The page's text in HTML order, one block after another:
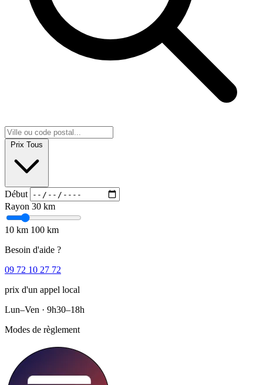
Prix Tous
Début
Rayon 30 km
10 km 100 km
Besoin d'aide ?
09 72 10 27 72
prix d'un appel local
Lun–Ven · 9h30–18h
Modes de règlement